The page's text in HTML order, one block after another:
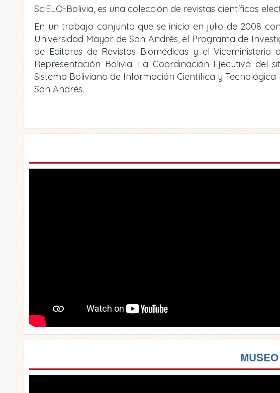
SciELO-Bolivia, es una colección de revistas científicas
En un trabajo conjunto que se inicio en julio de 2008
Universidad Mayor de San Andrés, el Programa de
de Editores de Revistas Biomédicas y el
Representación Bolivia. La Coordinación Ejecutiva
Sistema Boliviano de Información Científica y
San Andrés.